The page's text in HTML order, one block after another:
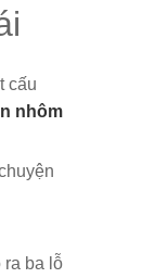
cấu
nhôm
ra ba lỗ